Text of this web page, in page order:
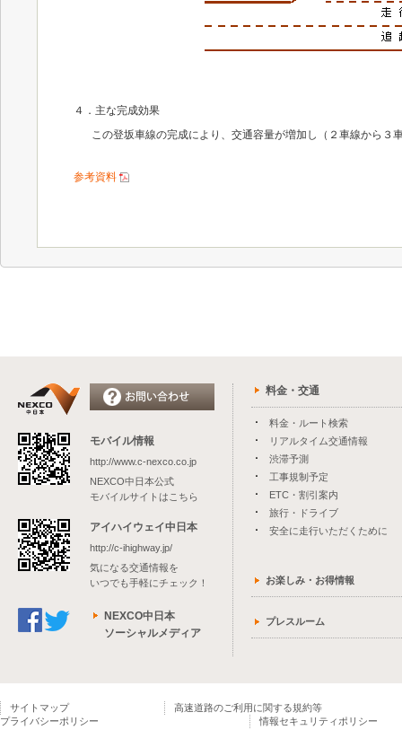
４．主な完成効果
この登坂車線の完成により、交通容量が増加し（２車線から
参考資料
モバイル情報
http://www.c-nexco.co.jp
NEXCO中日本公式
モバイルサイトはこちら
アイハイウェイ中日本
http://c-ihighway.jp/
気になる交通情報を
いつでも手軽にチェック！
NEXCO中日本
ソーシャルメディア
料金・交通
料金・ルート検索
リアルタイム交通情報
渋滞予測
工事規制予定
ETC・割引案内
旅行・ドライブ
安全に走行いただくために
お楽しみ・お得情報
プレスルーム
サイトマップ
高速道路のご利用に関する規約等
プライバシーポリシー
情報セキュリティポリシー